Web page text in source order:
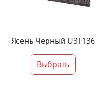
Ясень Черный U31136
Выбрать